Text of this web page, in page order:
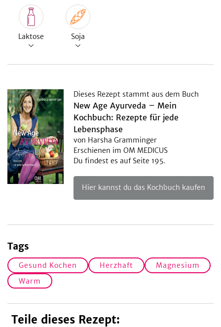
Laktose Soja
Dieses Rezept stammt aus dem Buch
New Age Ayurveda – Mein
Kochbuch: Rezepte für jede
Lebensphase
von Harsha Gramminger
Erschienen im OM MEDICUS
Du findest es auf Seite 195.
Hier kannst du das Kochbuch kaufen
Tags
Gesund Kochen Herzhaft
Magnesium
Warm
Teile dieses Rezept: